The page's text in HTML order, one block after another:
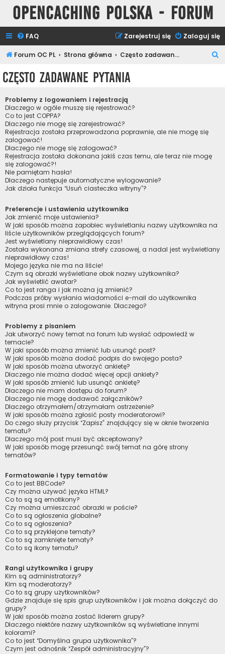
Opencaching Polska - Forum
FAQ Zaloguj się
Zarejestruj się
Forum OC PL Strona główna Często zadawane pytania
Często zadawane pytania
Problemy z logowaniem i rejestracją
Dlaczego w ogóle muszę się rejestrować?
Co to jest COPPA?
Dlaczego nie mogę się zarejestrować?
Rejestracja została przeprowadzona poprawnie, ale nie mogę się
zalogować!
Dlaczego nie mogę się zalogować?
Rejestracja została dokonana jakiś czas temu, ale teraz nie mogę
się zalogować?!
Nie pamiętam hasła!
Dlaczego następuje automatyczne wylogowanie?
Jak działa funkcja “Usuń ciasteczka witryny”?
Preferencje i ustawienia użytkownika
Jak zmienić moje ustawienia?
W jaki sposób można zapobiec wyświetlaniu nazwy użytkownika na
liście użytkowników przeglądających forum?
Jest wyświetlany nieprawidłowy czas!
Została wykonana zmiana strefy czasowej, a nadal jest wyświetlany
nieprawidłowy czas!
Mojego języka nie ma na liście!
Czym są obrazki wyświetlane obok nazwy użytkownika?
Jak wyświetlić awatar?
Co to jest ranga i jak można ją zmienić?
Podczas próby wysłania wiadomości e-mail do użytkownika
witryna prosi mnie o zalogowanie. Dlaczego?
Problemy z pisaniem
Jak utworzyć nowy temat na forum lub wysłać odpowiedź w
temacie?
W jaki sposób można zmienić lub usunąć post?
W jaki sposób można dodać podpis do swojego posta?
W jaki sposób można utworzyć ankietę?
Dlaczego nie można dodać więcej opcji ankiety?
W jaki sposób zmienić lub usunąć ankietę?
Dlaczego nie mam dostępu do forum?
Dlaczego nie mogę dodawać załączników?
Dlaczego otrzymałem/otrzymałam ostrzeżenie?
W jaki sposób można zgłosić posty moderatorowi?
Do czego służy przycisk “Zapisz” znajdujący się w oknie tworzenia
tematu?
Dlaczego mój post musi być akceptowany?
W jaki sposób mogę przesunąć swój temat na górę strony
tematów?
Formatowanie i typy tematów
Co to jest BBCode?
Czy można używać języka HTML?
Co to są są emotikony?
Czy można umieszczać obrazki w poście?
Co to są ogłoszenia globalne?
Co to są ogłoszenia?
Co to są przyklejone tematy?
Co to są zamknięte tematy?
Co to są ikony tematu?
Rangi użytkownika i grupy
Kim są administratorzy?
Kim są moderatorzy?
Co to są grupy użytkowników?
Gdzie znajduje się spis grup użytkowników i jak można dołączyć do
grupy?
W jaki sposób można zostać liderem grupy?
Dlaczego niektóre nazwy użytkowników są wyświetlane innymi
kolorami?
Co to jest “Domyślna grupa użytkownika”?
Czym jest odnośnik “Zespół administracyjny”?